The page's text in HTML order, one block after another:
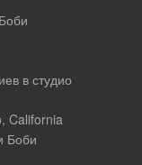
в студио
California
Боби